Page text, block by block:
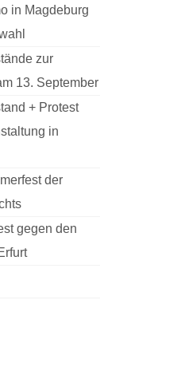
in Magdeburg
zur
13. September
+ Protest
in
der
gegen den